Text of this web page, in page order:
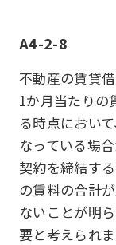
A4-2-8
不動産の賃貸
1か月当たりの
る時点におい
なっている場
契約を締結す
の賃料の合計
ないことが明
要と考えられ